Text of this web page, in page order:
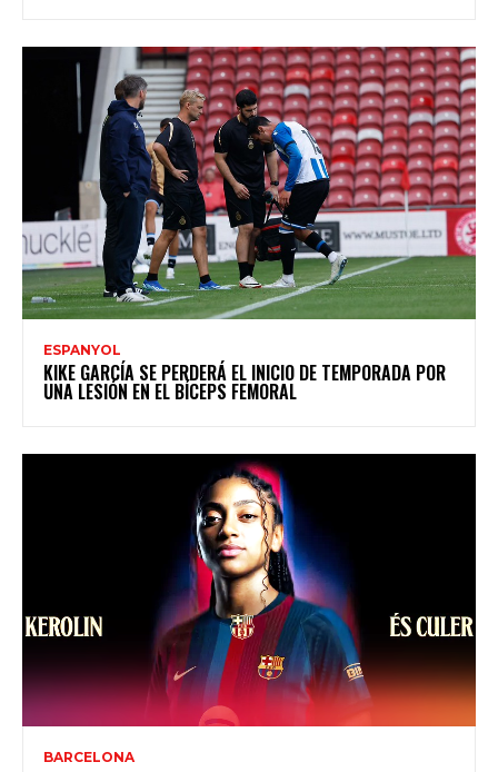
ESPANYOL
KIKE GARCÍA SE PERDERÁ EL INICIO DE TEMPORADA POR
UNA LESIÓN EN EL BÍCEPS FEMORAL
BARCELONA